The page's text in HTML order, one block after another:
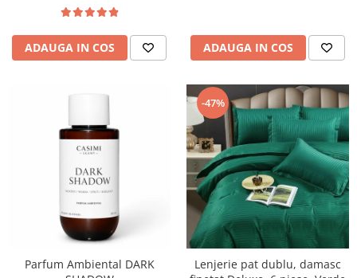
ADAUGA IN COS ADAUGA IN COS
Parfum Ambiental DARK
-47%
Lenjerie pat dublu, damasc